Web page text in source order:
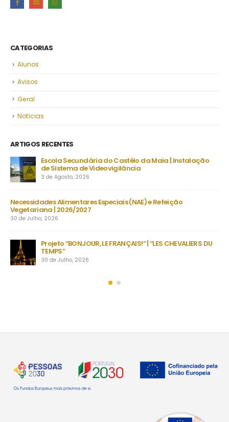
CATEGORIAS
Alunos
Avisos
Geral
Notícias
ARTIGOS RECENTES
| Instalação
CHEVALIERS DU
Despacho Normativo n.º 8-B/2026 | Época
setembro | Exames finais nacionais ensino
23 de Julho, 2026
Manuais Escolares 2026/27 | Vouchers e manuais
22 de Julho, 2026
inesquecíveis em Fafe com alunos de